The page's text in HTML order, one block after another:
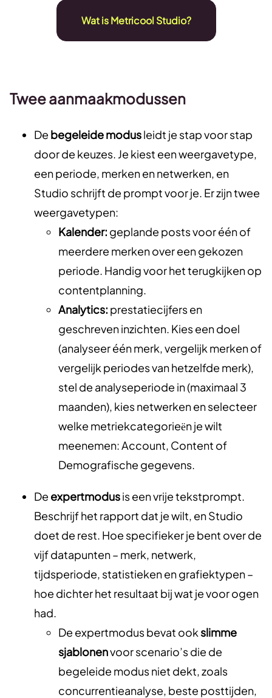
Wat is Metricool Studio?
Twee aanmaakmodussen
De begeleide modusleidt je stap voor stap
door de keuzes. Je kiest een weergavetype,
een periode, merken en netwerken, en
Studio schrijft de prompt voor je. Er zijn twee
weergavetypen:
Kalender: geplande posts voor één of
meerdere merken over een gekozen
periode. Handig voor het terugkijken op
contentplanning.
Analytics: prestatiecijfers en
geschreven inzichten. Kies een doel
(analyseer één merk, vergelijk merken of
vergelijk periodes van hetzelfde merk),
stel de analyseperiode in (maximaal 3
maanden), kies netwerken en selecteer
welke metriekcategorieën je wilt
meenemen: Account, Content of
Demografische gegevens.
De expertmodusis een vrije tekstprompt.
Beschrijf het rapport dat je wilt, en Studio
doet de rest. Hoe specifieker je bent over de
vijf datapunten – merk, netwerk,
tijdsperiode, statistieken en grafiektypen –
hoe dichter het resultaat bij wat je voor ogen
had.
De expertmodus bevat ookslimme
sjablonenvoor scenario’s die de
begeleide modus niet dekt, zoals
concurrentieanalyse, beste posttijden,